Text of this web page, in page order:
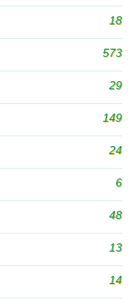
18
573
29
149
24
6
48
13
14